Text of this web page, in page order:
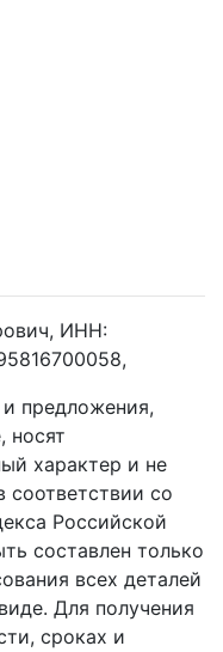
ИНН:
предложения,
носят
характер и не
соответствии со
Российской
составлен только
всех деталей
Для получения
сроках и